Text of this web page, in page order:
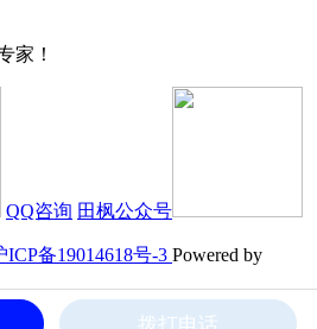
家！
QQ咨询 田枫公众号
ICP备19014618号-3 Powered by
武双路788号西南门 电 话：021-
拨打电话